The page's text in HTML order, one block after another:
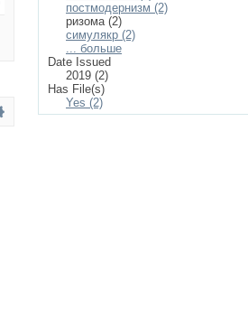
постмодернизм (2)
ризома (2)
симулякр (2)
... больше
Date Issued
2019 (2)
Has File(s)
Yes (2)